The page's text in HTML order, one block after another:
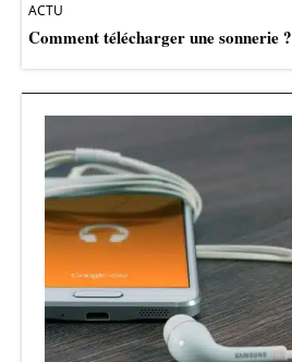
ACTU
Comment télécharger une sonnerie ?